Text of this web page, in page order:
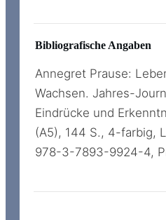
Bibliografische Angaben
Annegret Prause:
Wachsen. Jahres-
Eindrücke und
(A5), 144 S., 4-farbig,
978-3-7893-9924-4,